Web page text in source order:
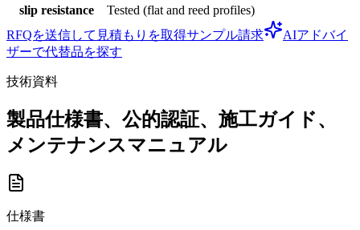
slip resistance
Tested (flat and reed profiles)
RFQを送信して見積もりを取得サンプル請求
AIアドバイ
ザーで代替品を探す
技術資料
製品仕様書、公的認証、施工ガイド、
メンテナンスマニュアル
仕様書